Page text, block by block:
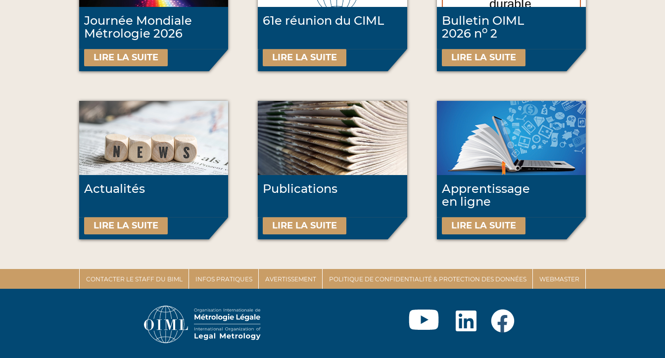
Journée Mondiale
Métrologie 2026
LIRE LA SUITE
61e réunion du CIML
LIRE LA SUITE
Bulletin OIML
2026 no2
LIRE LA SUITE
Actualités
LIRE LA SUITE
Publications
LIRE LA SUITE
Apprentissage
en ligne
LIRE LA SUITE
CONTACTER LE STAFF DU BIML INFOS PRATIQUES AVERTISSEMENT POLITIQUE DE CONFIDENTIALITÉ & PROTECTION DES DONNÉES WEBMASTER